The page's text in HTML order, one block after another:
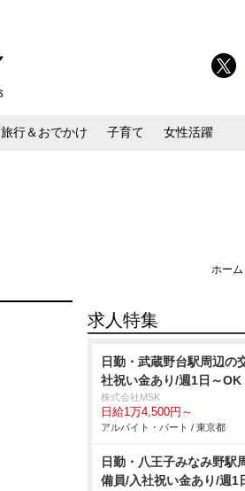
旅行＆おでかけ 子育て 女性活躍
ホーム
求人特集
日勤・武蔵野台駅周辺の
社祝い金あり/週1日～OK
株式会社MSK
日給1万4,500円～
アルバイト・パート / 東京都
日勤・八王子みなみ野駅
備員/入社祝い金あり/週1